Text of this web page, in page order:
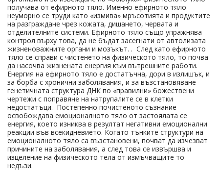
получава от ефирното тяло. Именно ефирното тяло
неуморно се труди като «измива» мръсотията и продуктите
на разграждане чрез кожата, дишането, червата и
отделителните системи. Ефирното тяло също упражнява
контрол върху това, да не бъдат засегнати от автолизата
жизненоважните органи и мозъкът. . След като ефирното
тяло се справи с чистенето на физическото тяло, то почва
да насочва жизнената енергия към вътрешните работи.
Енергия на ефирното тяло е достатъчна, дори в излишък, и
за борба с хронични заболявания, и за възстановяване
генетичната структура ДНК по «правилни» божествени
чертежи с поправяне на натрупалите се в клетки
недостатъци. Постепенно почистеното съзнание
освобождава емоционалното тяло от застоялата се
енергия, което изниква в резултат негативни емоционални
реакции във всекидневието. Когато тънките структури на
емоционалното тяло са възстановени, почват да изчезват
причините на заболявания, а след това се извършва и
изцеление на физическото тела от измъчващите то
недъзи.